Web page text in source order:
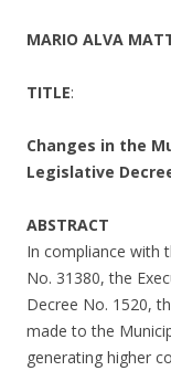
MARIO ALVA
TITLE:
Changes in the
Legislative
ABSTRACT
In compliance with
No. 31380, the
Decree No. 1520,
made to the
generating higher